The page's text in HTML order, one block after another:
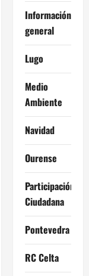
Información
general
Lugo
Medio
Ambiente
Navidad
Ourense
Participación
Ciudadana
Pontevedra
RC Celta